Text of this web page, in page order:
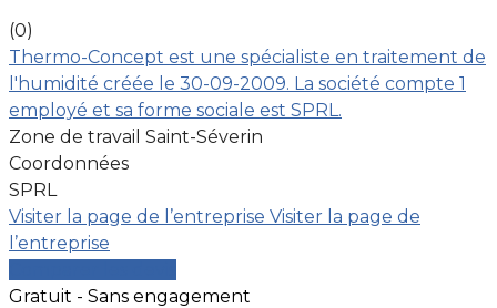
(0)
Thermo-Concept est une spécialiste en traitement de
l'humidité créée le 30-09-2009. La société compte 1
employé et sa forme sociale est SPRL.
Zone de travail Saint-Séverin
Coordonnées
SPRL
Visiter la page de l’entreprise Visiter la page de
l’entreprise
Gratuit - Sans engagement